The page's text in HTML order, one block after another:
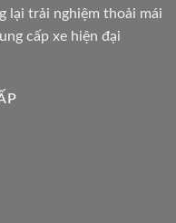
lại trải nghiệm thoải mái
cấp xe hiện đại